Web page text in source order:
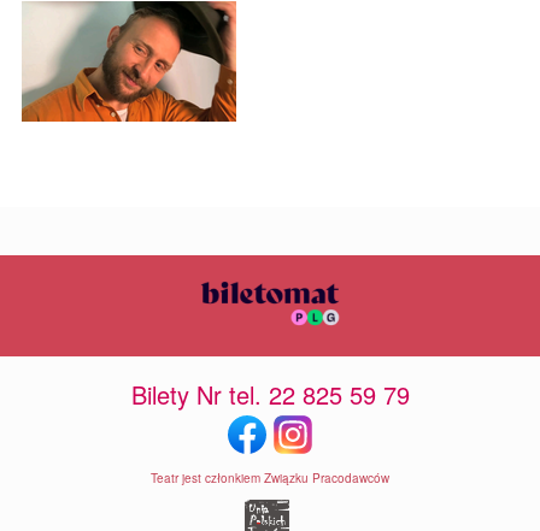
Bilety Nr tel. 22 825 59 79
Teatr jest członkiem Związku Pracodawców